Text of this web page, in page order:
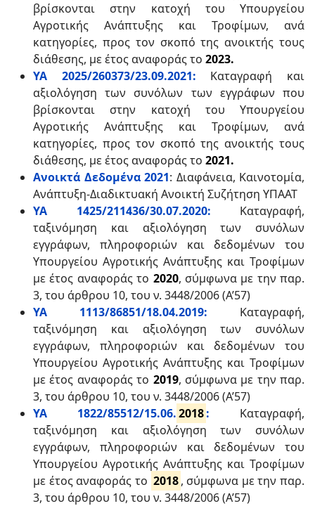
βρίσκονται στην κατοχή του Υπουργείου
Αγροτικής Ανάπτυξης και Τροφίμων, ανά
κατηγορίες, προς τον σκοπό της ανοικτής τους
διάθεσης, με έτος αναφοράς το 2023.
ΥΑ 2025/260373/23.09.2021: Καταγραφή και
αξιολόγηση των συνόλων των εγγράφων που
βρίσκονται στην κατοχή του Υπουργείου
Αγροτικής Ανάπτυξης και Τροφίμων, ανά
κατηγορίες, προς τον σκοπό της ανοικτής τους
διάθεσης, με έτος αναφοράς το 2021.
Ανοικτά Δεδομένα 2021: Διαφάνεια, Καινοτομία,
Ανάπτυξη-Διαδικτυακή Ανοικτή Συζήτηση ΥΠΑΑΤ
ΥΑ 1425/211436/30.07.2020: Καταγραφή,
ταξινόμηση και αξιολόγηση των συνόλων
εγγράφων, πληροφοριών και δεδομένων του
Υπουργείου Αγροτικής Ανάπτυξης και Τροφίμων
με έτος αναφοράς το 2020, σύμφωνα με την παρ.
3, του άρθρου 10, του ν. 3448/2006 (Α’57)
ΥΑ 1113/86851/18.04.2019: Καταγραφή,
ταξινόμηση και αξιολόγηση των συνόλων
εγγράφων, πληροφοριών και δεδομένων του
Υπουργείου Αγροτικής Ανάπτυξης και Τροφίμων
με έτος αναφοράς το 2019, σύμφωνα με την παρ.
3, του άρθρου 10, του ν. 3448/2006 (Α’57)
ΥΑ 1822/85512/15.06.2018: Καταγραφή,
ταξινόμηση και αξιολόγηση των συνόλων
εγγράφων, πληροφοριών και δεδομένων του
Υπουργείου Αγροτικής Ανάπτυξης και Τροφίμων
με έτος αναφοράς το 2018 , σύμφωνα με την παρ.
3, του άρθρου 10, του ν. 3448/2006 (Α’57)